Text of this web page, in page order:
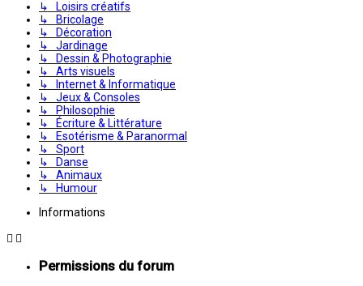
↳ Loisirs créatifs
↳ Bricolage
↳ Décoration
↳ Jardinage
↳ Dessin & Photographie
↳ Arts visuels
↳ Internet & Informatique
↳ Jeux & Consoles
↳ Philosophie
↳ Écriture & Littérature
↳ Esotérisme & Paranormal
↳ Sport
↳ Danse
↳ Animaux
↳ Humour
Informations
Permissions du forum